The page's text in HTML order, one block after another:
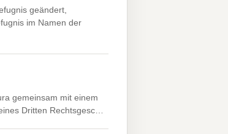
geändert,
im Namen der
gemeinsam mit einem
Dritten Rechtsgesc…